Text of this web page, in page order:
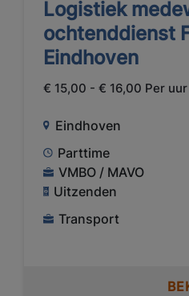
Logistiek
ochtenddienst
Eindhoven
€ 15,00 - € 16,00 Per uur
Eindhoven
Parttime
VMBO / MAVO
Uitzenden
Transport